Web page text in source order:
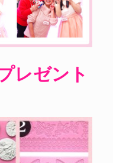
レゼント